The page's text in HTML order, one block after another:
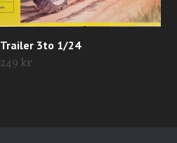
Trailer 3to 1/24
249 kr